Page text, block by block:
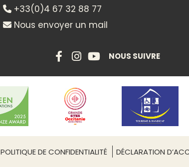
Leaflet| ©
Non
+33(0)4 67 32 88 77
Nous envoyer un mail
NOUS SUIVRE
POLITIQUE DE CONFIDENTIALITÉ DÉCLARATION